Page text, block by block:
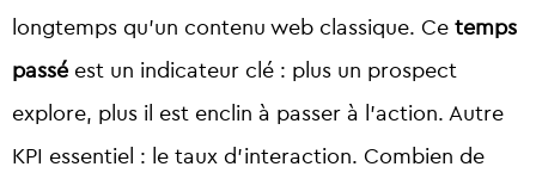
longtemps qu’un contenu web classique. Ce temps
passé est un indicateur clé : plus un prospect
explore, plus il est enclin à passer à l’action. Autre
KPI essentiel : le taux d’interaction. Combien de